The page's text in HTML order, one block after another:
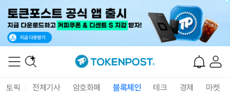
토픽 전체기사 암호화폐 블록체인 테크 경제 마켓
Solana (SOL) ₩105,284(+0.97%)